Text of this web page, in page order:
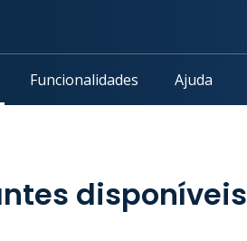
Funcionalidades Ajuda
disponíveis